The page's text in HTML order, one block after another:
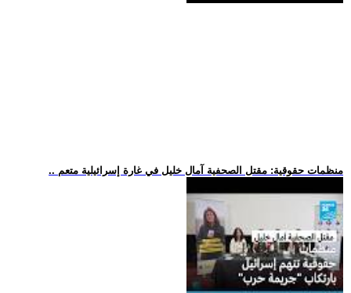
.. منظمات حقوقية: مقتل الصحفية آمال خليل في غارة إسرائيلية متعم